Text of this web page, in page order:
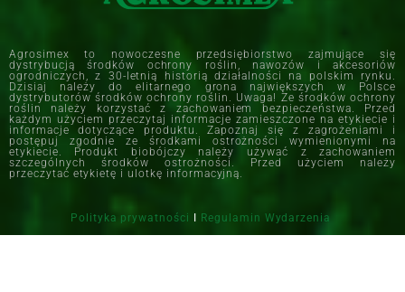
Agrosimex to nowoczesne przedsiębiorstwo zajmujące się
dystrybucją środków ochrony roślin, nawozów i akcesoriów
ogrodniczych, z 30-letnią historią działalności na polskim rynku.
Dzisiaj należy do elitarnego grona największych w Polsce
dystrybutorów środków ochrony roślin. Uwaga! Ze środków ochrony
roślin należy korzystać z zachowaniem bezpieczeństwa. Przed
każdym użyciem przeczytaj informacje zamieszczone na etykiecie i
informacje dotyczące produktu. Zapoznaj się z zagrożeniami i
postępuj zgodnie ze środkami ostrożności wymienionymi na
etykiecie. Produkt biobójczy należy używać z zachowaniem
szczególnych środków ostrożności. Przed użyciem należy
przeczytać etykietę i ulotkę informacyjną.
Polityka prywatności I Regulamin Wydarzenia